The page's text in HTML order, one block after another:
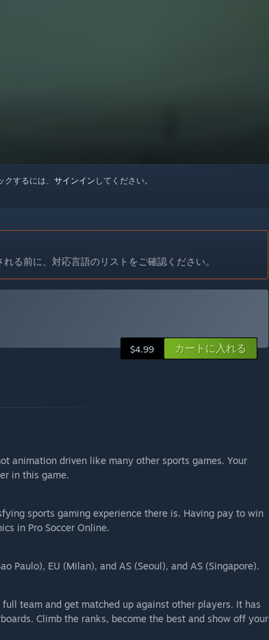
するには、 サインイン してください。
る前に、対応言語のリストをご確認ください。
$4.99 カートに入れる
animation driven like many other sports games. Your
in this game.
sports gaming experience there is. Having pay to win
in Pro Soccer Online.
Paulo), EU (Milan), and AS (Seoul), and AS (Singapore).
team and get matched up against other players. It has
Climb the ranks, become the best and show off your